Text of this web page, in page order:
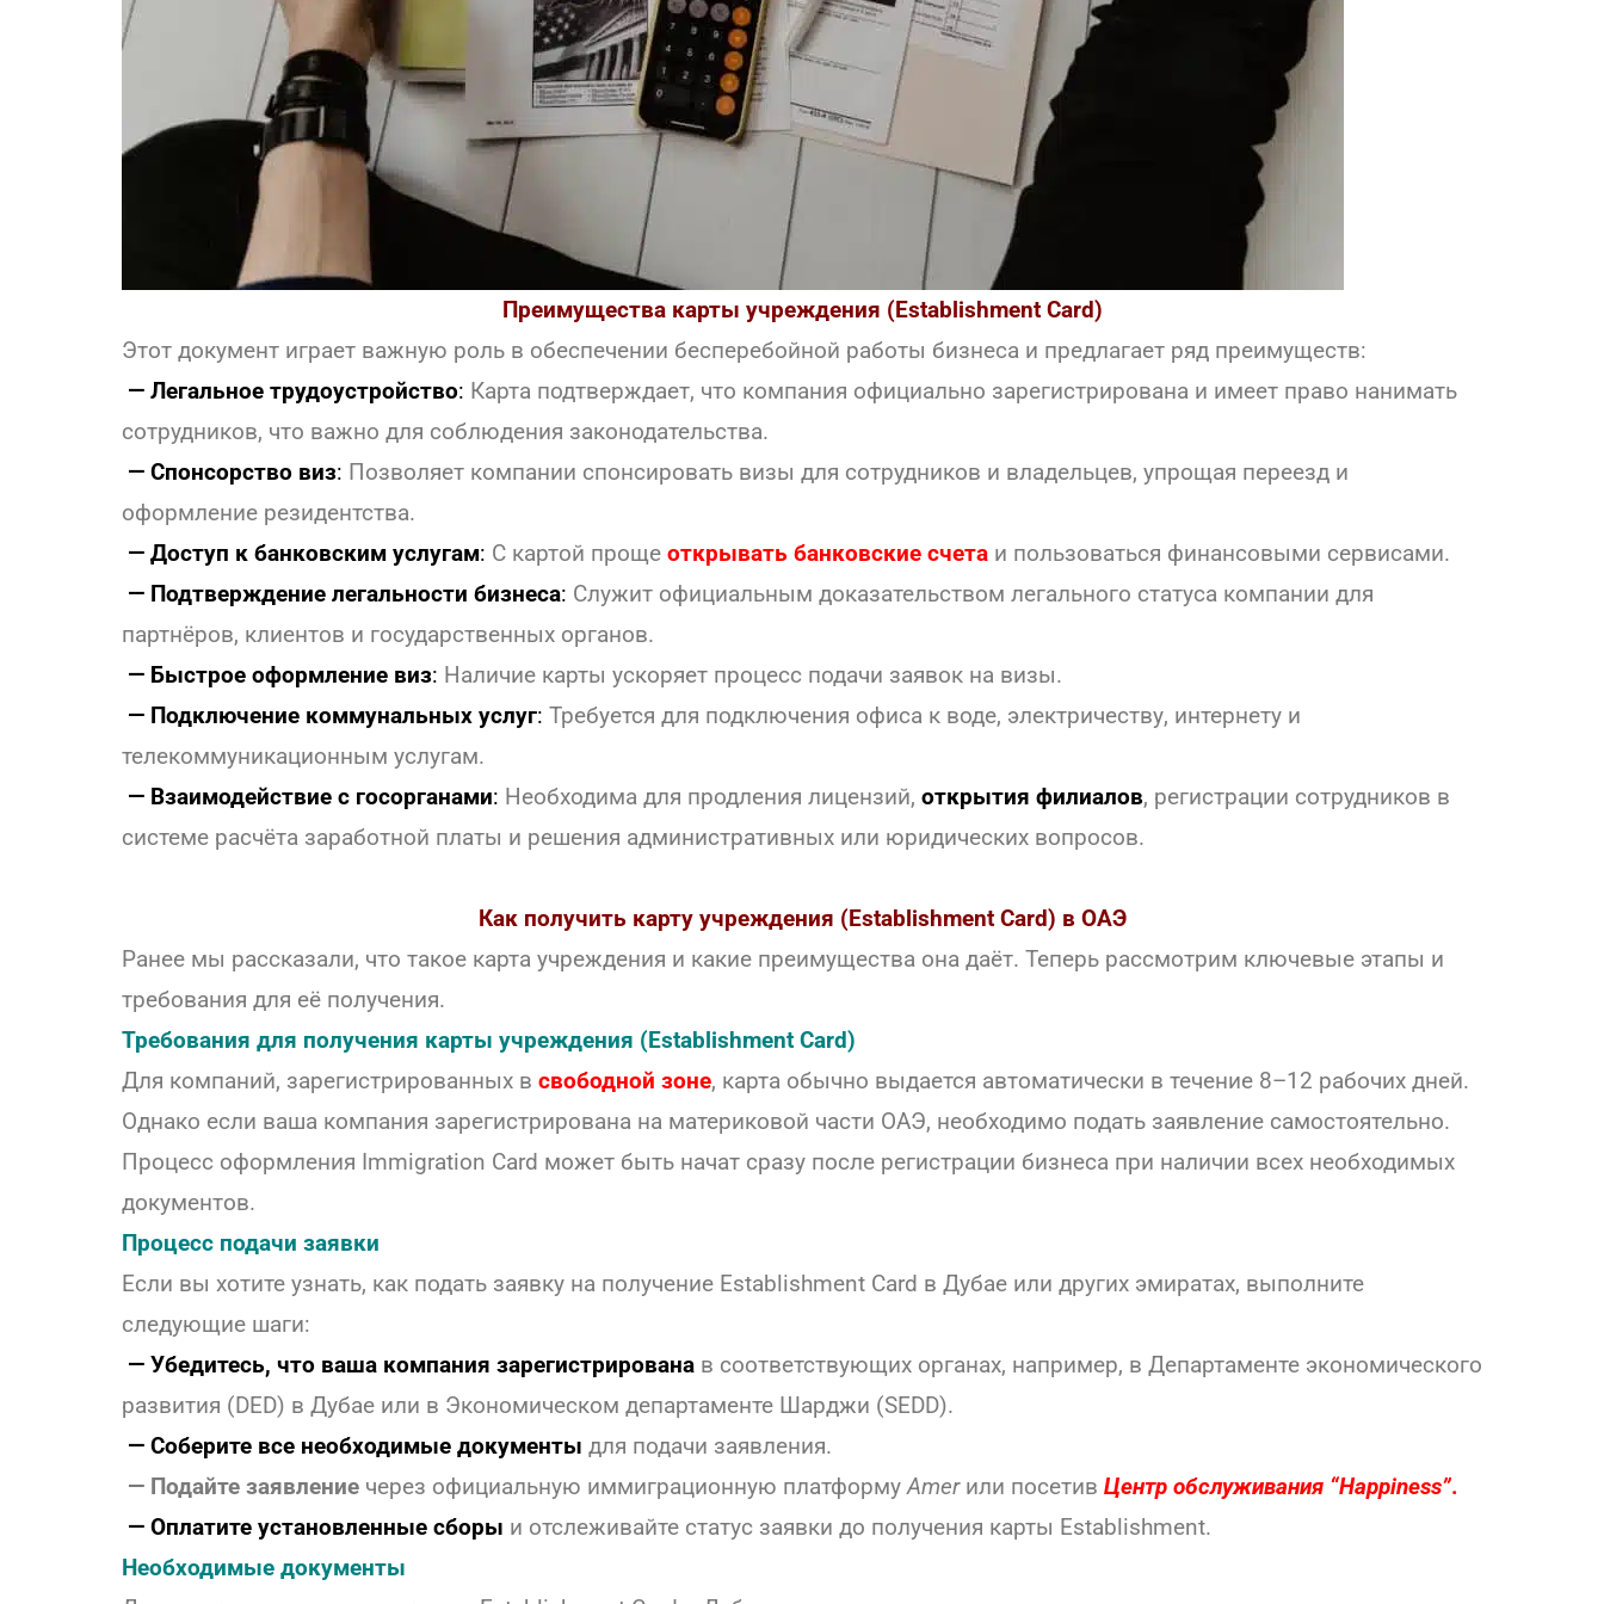
Преимущества карты учреждения (Establishment Card)
Этот документ играет важную роль в обеспечении бесперебойной работы бизнеса и предлагает ряд преимуществ:
— Легальное трудоустройство: Карта подтверждает, что компания официально зарегистрирована и имеет право нанимать
сотрудников, что важно для соблюдения законодательства.
— Спонсорство виз: Позволяет компании спонсировать визы для сотрудников и владельцев, упрощая переезд и
оформление резидентства.
— Доступ к банковским услугам: С картой проще открывать банковские счета и пользоваться финансовыми сервисами.
— Подтверждение легальности бизнеса: Служит официальным доказательством легального статуса компании для
партнёров, клиентов и государственных органов.
— Быстрое оформление виз: Наличие карты ускоряет процесс подачи заявок на визы.
— Подключение коммунальных услуг: Требуется для подключения офиса к воде, электричеству, интернету и
телекоммуникационным услугам.
— Взаимодействие с госорганами: Необходима для продления лицензий, открытия филиалов, регистрации сотрудников в
системе расчёта заработной платы и решения административных или юридических вопросов.
Как получить карту учреждения (Establishment Card) в ОАЭ
Ранее мы рассказали, что такое карта учреждения и какие преимущества она даёт. Теперь рассмотрим ключевые этапы и
требования для её получения.
Требования для получения карты учреждения (Establishment Card)
Для компаний, зарегистрированных в свободной зоне, карта обычно выдается автоматически в течение 8–12 рабочих дней.
Однако если ваша компания зарегистрирована на материковой части ОАЭ, необходимо подать заявление самостоятельно.
Процесс оформления Immigration Card может быть начат сразу после регистрации бизнеса при наличии всех необходимых
документов.
Процесс подачи заявки
Если вы хотите узнать, как подать заявку на получение Establishment Card в Дубае или других эмиратах, выполните
следующие шаги:
— Убедитесь, что ваша компания зарегистрирована в соответствующих органах, например, в Департаменте экономического
развития (DED) в Дубае или в Экономическом департаменте Шарджи (SEDD).
— Соберите все необходимые документы для подачи заявления.
— Подайте заявление через официальную иммиграционную платформу Amerили посетив Центр обслуживания “Happiness”.
— Оплатите установленные сборы и отслеживайте статус заявки до получения карты Establishment.
Необходимые документы